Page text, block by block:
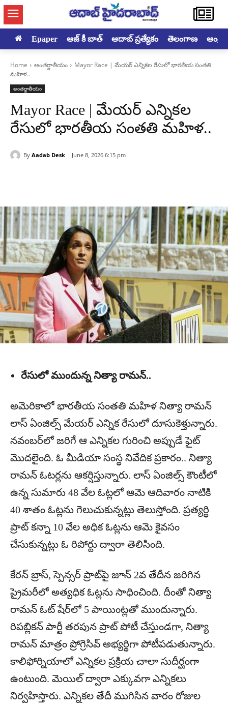
Epaper ఆజ్ కీ బాత్ ఆదాబ్ ప్రత్యేకం తెలంగాణ
Home అంతర్జాతీయం
Mayor Race | మేయర్ ఎన్నికల రేసులో భారతీయ సంతతి
మహిళ..
అంతర్జాతీయం
Mayor Race | మేయర్ ఎన్నికల
రేసులో భారతీయ సంతతి మహిళ..
By Aadab Desk June 8, 2026 6:15 pm
రేసులో ముందున్న నిత్యా రామన్..
అమెరికాలో భార‌తీయ సంత‌తి మ‌హిళ‌ నిత్యా రామ‌న్‌
లాస్ ఏంజిల్స్ మేయ‌ర్ ఎన్నిక రేసులో దూసుకెళ్తున్నారు.
న‌వంబ‌ర్‌లో జ‌రిగే ఆ ఎన్నిక‌ల గురించి అప్పుడే ఫైట్
మొద‌లైంది. ఓ మీడియా సంస్థ నివేదిక ప్ర‌కారం.. నిత్యా
రామ‌న్ ఓటర్ల‌ను ఆక‌ర్షిస్తున్నారు. లాస్ ఏంజిల్స్ కౌంటీలో
ఉన్న సుమారు 48 వేల ఓట్ల‌లో ఆమె ఆదివారం నాటికి
40 శాతం ఓట్ల‌ను గెలుచుకున్న‌ట్లు తెలుస్తోంది. ప్ర‌త్య‌ర్థి
ప్రాట్ క‌న్నా 10 వేల అధిక ఓట్ల‌ను ఆమె కైవ‌సం
చేసుకున్న‌ట్లు ఓ రిపోర్టు ద్వారా తెలిసింది.
కేర‌న్ బ్రాస్, స్పెన్స‌ర్ ప్రాట్‌పై జూన్ 2వ తేదీన జ‌రిగిన
ప్రైమ‌రీలో అత్య‌ధిక ఓట్ల‌ను సాధించింది. దీంతో నిత్యా
రామ‌న్ ఓట్ షేర్‌లో 5 పాయింట్ల‌తో ముందున్నారు.
రిప‌బ్లిక‌న్ పార్టీ త‌ర‌పున ప్రాట్ పోటీ చేస్తుండ‌గా, నిత్యా
రామ‌న్ మాత్రం ప్రోగ్రెసివ్ అభ్య‌ర్థిగా పోటీప‌డుతున్నారు.
కాలిఫోర్నియాలో ఎన్నిక‌ల ప్ర‌క్రియ చాలా సుదీర్ఘంగా
ఉంటుంది. మెయిల్ ద్వారా ఎక్కువ‌గా ఎన్నిక‌లు
నిర్వ‌హిస్తారు. ఎన్నిక‌ల తేదీ ముగిసిన వారం రోజుల